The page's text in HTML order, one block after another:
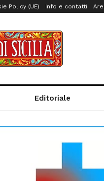
Policy (UE) Info e contatti
Editoriale